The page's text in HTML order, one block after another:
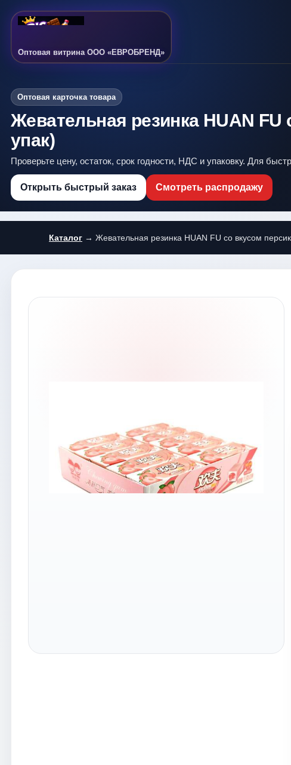
Оптовая витрина ООО «ЕВРОБРЕНД»
Оптовая карточка товара
Жевательная резинка HUAN FU
упак)
Проверьте цену, остаток, срок годности, НДС и упаковку. Для
Открыть быстрый заказ Смотреть распродажу
Каталог → Жевательная резинка HUAN FU со вкусом